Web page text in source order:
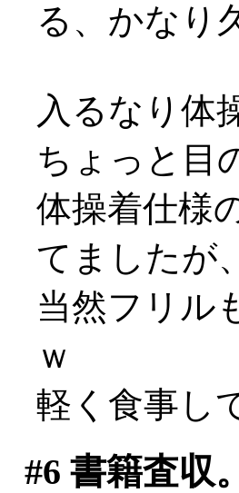
る、かなり
入るなり体
ちょっと目
体操着仕様
てましたが、
当然フリル
ｗ
軽く食事し
#6 書籍査収。